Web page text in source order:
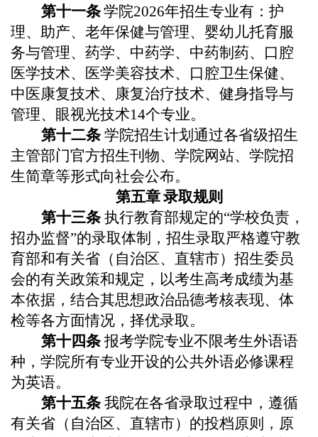
第十一条学院2026年招生专业有： 护
理、助产、老年保健与管理、婴幼儿托育服
务与管理、药学、中药学、中药制药、口腔
医学技术、医学美容技术、口腔卫生保健、
中医康复技术、康复治疗技术、健身指导与
管理、眼视光技术14个专业。
第十二条 学院招生计划通过各省级招生
主管部门官方招生刊物、学院网站、学院招
生简章等形式向社会公布。
第五章录取规则
第十三条 执行教育部规定的“学校负责，
招办监督”的录取体制，招生录取严格遵守教
育部和有关省（自治区、直辖市）招生委员
会的有关政策和规定，以考生高考成绩为基
本依据，结合其思想政治品德考核表现、体
检等各方面情况，择优录取。
第十 四条 报考学院专业不限考生外语语
种 ， 学院所有专业开设的公共外语必修课程
为英语。
第十五条 我院在各省录取过程中，遵循
有关省（自治区、直辖市）的投档原则， 原